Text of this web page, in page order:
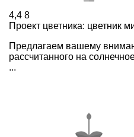
4,4 8
Проект цветника: цветник
Предлагаем вашему
рассчитанного на
...